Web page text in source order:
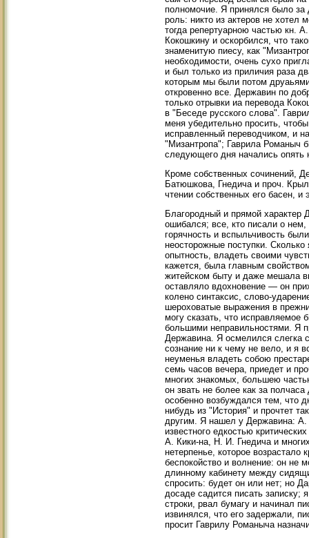
полномочие. Я принялся было
роль: никто из актеров не
тогда репертуарною частью кн.
Кокошкину и оскорбился, что
знаменитую пиесу, как
необходимости, очень сухо
и был только из приличия раза
которым мы были потом
откровенно все. Державин по
только отрывки иа перевода
в "Беседе русского слова".
меня убедительно просить,
исправленный переводчиком, и
"Мизантропа"; Гаврила Романыч
следующего дня начались опять
Кроме собственных сочинений,
Батюшкова, Гнедича и проч.
чтении собственных его басен,
Благородный и прямой характер
ошибался; все, кто писали о
горячность и вспыльчивость
неосторожные поступки.
опытность, владеть своими
кажется, была главным
житейском быту и даже мешала
оставляло вдохновение — он
колено синтаксис, слово-
шероховатые выражения в
могу сказать, что исправляемое
большими неправильностями. Я
Державина. Я осмелился слегка
сознание ни к чему не вело, и я
неуменья владеть собою
семь часов вечера, приедет и
многих знакомых, большею
он звать не более как за
особенно возбуждался тем, что
нибудь из "История" и прочтет
другим. Я нашел у Державина: А.
известного едкостью
А. Кики-на, Н. И. Гнедича и
нетерпенье, которое
беспокойство и волнение: он не
длинному кабинету между
спросить: будет он или нет; но
досаде садится писать записку;
строки, рвал бумагу и начинал
извинялся, что его задержали,
просит Гаврилу Романыча